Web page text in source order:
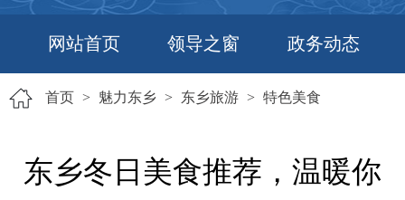
网站首页 领导之窗 政务动态
首页 > 魅力东乡 > 东乡旅游 > 特色美食
东乡冬日美食推荐，温暖你